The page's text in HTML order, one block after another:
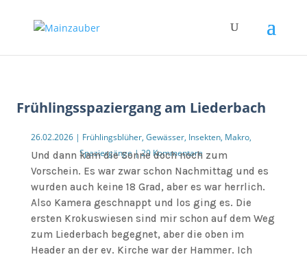
Frühlingsspaziergang am Liederbach
26.02.2026 | Frühlingsblüher,Gewässer, Insekten, Makro,
Spaziergänge|29 Kommentare
Und dann kam die Sonne doch noch zum
Vorschein. Es war zwar schon Nachmittag und es
wurden auch keine 18 Grad, aber es war herrlich.
Also Kamera geschnappt und los ging es. Die
ersten Krokuswiesen sind mir schon auf dem Weg
zum Liederbach begegnet, aber die oben im
Header an der ev. Kirche war der Hammer. Ich